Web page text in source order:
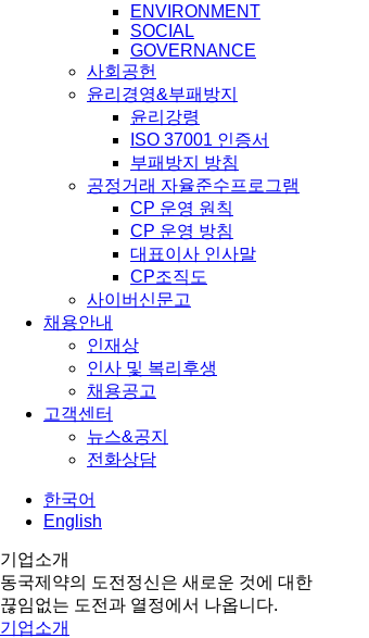
ENVIRONMENT
SOCIAL
GOVERNANCE
사회공헌
윤리경영&부패방지
윤리강령
ISO 37001 인증서
부패방지 방침
공정거래 자율준수프로그램
CP 운영 원칙
CP 운영 방침
대표이사 인사말
CP조직도
사이버신문고
채용안내
인재상
인사 및 복리후생
채용공고
고객센터
뉴스&공지
전화상담
한국어
English
기업소개
동국제약의 도전정신은 새로운 것에 대한
끊임없는 도전과 열정에서 나옵니다.
기업소개